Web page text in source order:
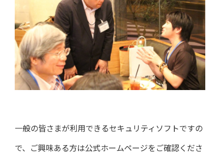
一般の皆さまが利用できるセキュリティソフトですの
で、ご興味ある方は公式ホームページをご確認くださ